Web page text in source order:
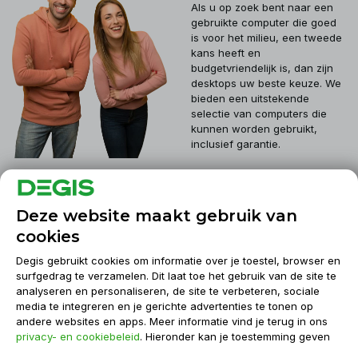
Als u op zoek bent naar een
gebruikte computer die goed
is voor het milieu, een tweede
kans heeft en
budgetvriendelijk is, dan zijn
desktops uw beste keuze. We
bieden een uitstekende
selectie van computers die
kunnen worden gebruikt,
inclusief garantie.
Klantenservice
Informatie
Deze website maakt gebruik van
cookies
Degis gebruikt cookies om informatie over je toestel, browser en
surfgedrag te verzamelen. Dit laat toe het gebruik van de site te
analyseren en personaliseren, de site te verbeteren, sociale
media te integreren en je gerichte advertenties te tonen op
andere websites en apps. Meer informatie vind je terug in ons
privacy- en cookiebeleid. Hieronder kan je toestemming geven